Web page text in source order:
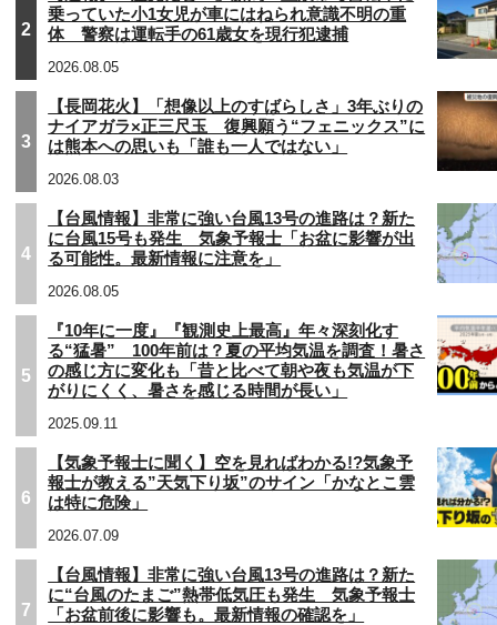
2
乗っていた小1女児が車にはねられ意識不明の重
体 警察は運転手の61歳女を現行犯逮捕
2026.08.05
3
【長岡花火】「想像以上のすばらしさ」3年ぶりの
ナイアガラ×正三尺玉 復興願う“フェニックス”に
は熊本への思いも「誰も一人ではない」
2026.08.03
4
【台風情報】非常に強い台風13号の進路は？新た
に台風15号も発生 気象予報士「お盆に影響が出
る可能性。最新情報に注意を」
2026.08.05
5
『10年に一度』『観測史上最高』年々深刻化す
る“猛暑” 100年前は？夏の平均気温を調査！暑さ
の感じ方に変化も「昔と比べて朝や夜も気温が下
がりにくく、暑さを感じる時間が長い」
2025.09.11
6
【気象予報士に聞く】空を見ればわかる!?気象予
報士が教える”天気下り坂”のサイン「かなとこ雲
は特に危険」
2026.07.09
7
【台風情報】非常に強い台風13号の進路は？新た
に“台風のたまご”熱帯低気圧も発生 気象予報士
「お盆前後に影響も。最新情報の確認を」